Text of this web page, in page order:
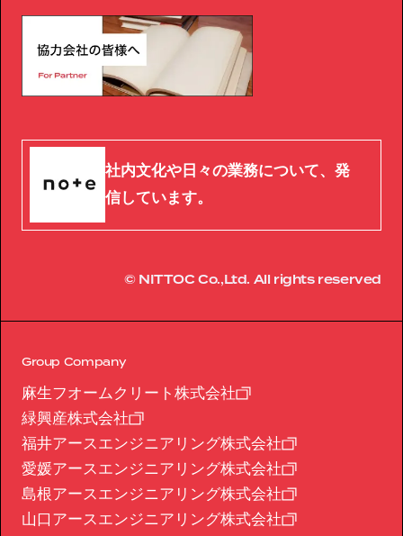
社内文化や日々の業務について、発
信しています。
© NITTOC Co.,Ltd. All rights reserved
Group Company
麻生フオームクリート株式会社
緑興産株式会社
福井アースエンジニアリング株式会社
愛媛アースエンジニアリング株式会社
島根アースエンジニアリング株式会社
山口アースエンジニアリング株式会社